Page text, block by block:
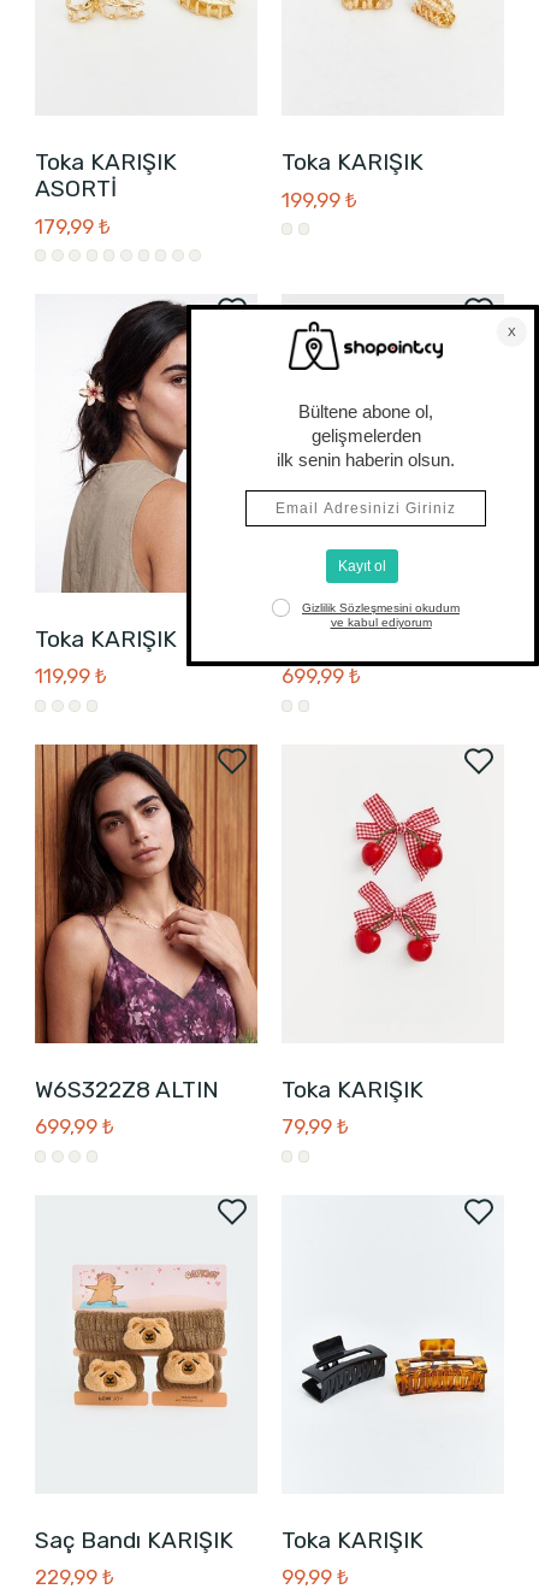
Toka KARIŞIK
ASORTİ
179,99 ₺
Toka KARIŞIK
199,99 ₺
Toka KARIŞIK
119,99 ₺ 699,99 ₺
W6S322Z8 ALTIN
699,99 ₺
Toka KARIŞIK
79,99 ₺
Saç Bandı KARIŞIK
229,99 ₺
Toka KARIŞIK
99,99 ₺